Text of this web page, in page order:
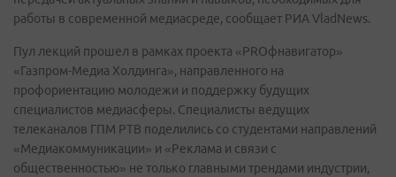
работы в современной медиасреде, сообщает РИА VladNews.
Пул лекций прошел в рамках проекта «PROфнавигатор»
«Газпром-Медиа Холдинга», направленного на
профориентацию молодежи и поддержку будущих
специалистов медиасферы. Специалисты ведущих
телеканалов ГПМ РТВ поделились со студентами направлений
«Медиакоммуникации» и «Реклама и связи с
общественностью» не только главными трендами индустрии,